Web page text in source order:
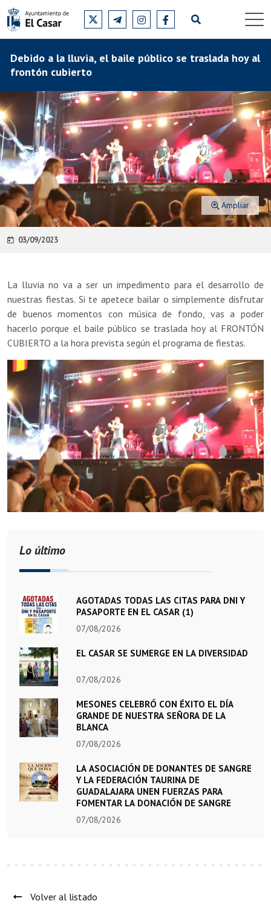
Debido a la lluvia, el baile público se traslada hoy al
frontón cubierto
Ampliar
03/09/2023
La lluvia no va a ser un impedimento para el desarrollo de
nuestras fiestas. Si te apetece bailar o simplemente disfrutar
de buenos momentos con música de fondo, vas a poder
hacerlo porque el baile público se traslada hoy al FRONTÓN
CUBIERTO a la hora prevista según el programa de fiestas.
Lo último
AGOTADAS TODAS LAS CITAS PARA DNI Y
PASAPORTE EN EL CASAR (1)
07/08/2026
EL CASAR SE SUMERGE EN LA DIVERSIDAD
07/08/2026
MESONES CELEBRÓ CON ÉXITO EL DÍA
GRANDE DE NUESTRA SEÑORA DE LA
BLANCA
07/08/2026
LA ASOCIACIÓN DE DONANTES DE SANGRE
Y LA FEDERACIÓN TAURINA DE
GUADALAJARA UNEN FUERZAS PARA
FOMENTAR LA DONACIÓN DE SANGRE
07/08/2026
Volver al listado